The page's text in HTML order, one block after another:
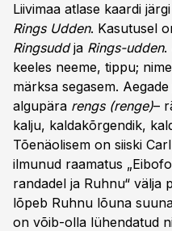
Liivimaa atlase kaardi
Rings Udden. Kasutusel
Ringsuddja Rings-udden.
keeles neeme, tippu;
märksa segasem.
algupära rengs (renge)–
kalju, kaldakõrgendik,
Tõenäolisem on siiski
ilmunud raamatus
randadel ja Ruhnu“ välja
lõpeb Ruhnu lõuna
on võib-olla lühendatud